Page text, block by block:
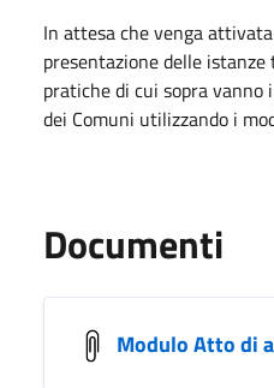
In attesa che venga
presentazione delle
pratiche di cui sopra vanno
dei Comuni utilizzando i
Documenti
Modulo Atto di